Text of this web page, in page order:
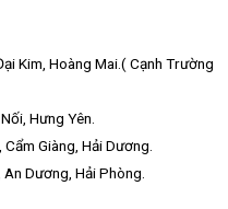
Kim, Hoàng Mai.( Cạnh Trường
Hưng Yên.
Giàng, Hải Dương.
Dương, Hải Phòng.